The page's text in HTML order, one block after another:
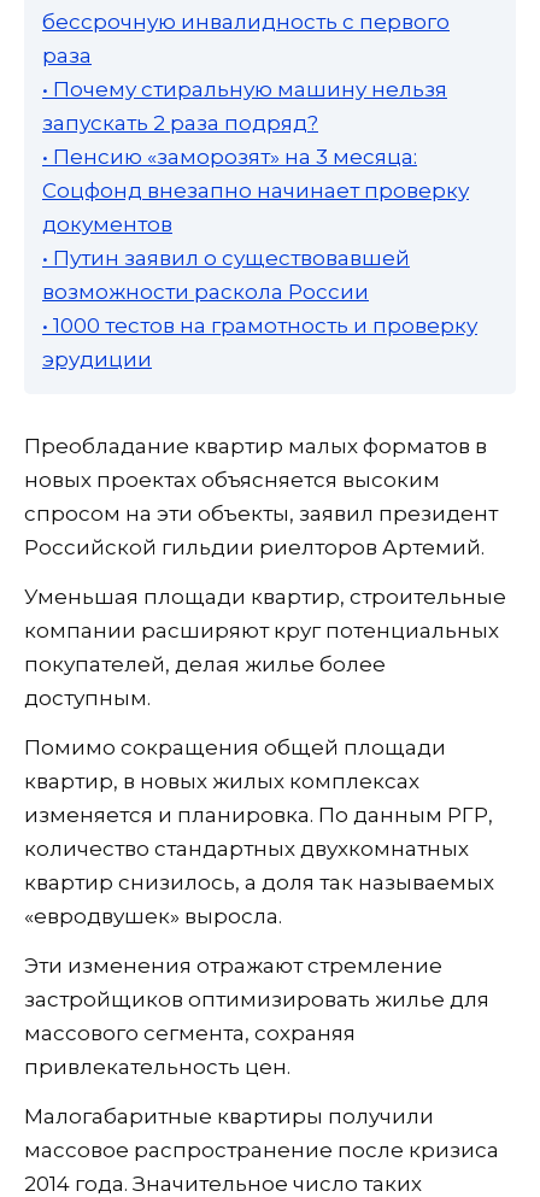
бессрочную инвалидность с первого
раза
• Почему стиральную машину нельзя
запускать 2 раза подряд?
• Пенсию «заморозят» на 3 месяца:
Соцфонд внезапно начинает проверку
документов
• Путин заявил о существовавшей
возможности раскола России
• 1000 тестов на грамотность и проверку
эрудиции
Преобладание квартир малых форматов в
новых проектах объясняется высоким
спросом на эти объекты, заявил президент
Российской гильдии риелторов Артемий.
Уменьшая площади квартир, строительные
компании расширяют круг потенциальных
покупателей, делая жилье более
доступным.
Помимо сокращения общей площади
квартир, в новых жилых комплексах
изменяется и планировка. По данным РГР,
количество стандартных двухкомнатных
квартир снизилось, а доля так называемых
«евродвушек» выросла.
Эти изменения отражают стремление
застройщиков оптимизировать жилье для
массового сегмента, сохраняя
привлекательность цен.
Малогабаритные квартиры получили
массовое распространение после кризиса
2014 года. Значительное число таких